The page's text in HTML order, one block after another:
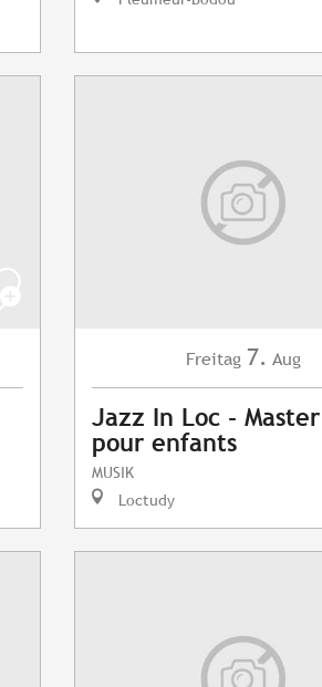
Freitag 7. Aug
Jazz In Loc - Master
pour enfants
MUSIK
Loctudy